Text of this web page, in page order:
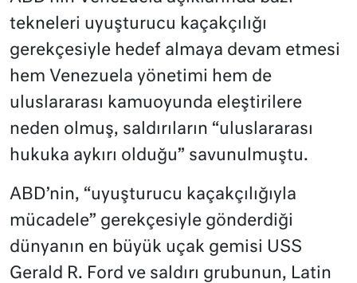
tekneleri uyuşturucu kaçakçılığı
gerekçesiyle hedef almaya devam etmesi
hem Venezuela yönetimi hem de
uluslararası kamuoyunda eleştirilere
neden olmuş, saldırıların “uluslararası
hukuka aykırı olduğu” savunulmuştu.
ABD’nin, “uyuşturucu kaçakçılığıyla
mücadele” gerekçesiyle gönderdiği
dünyanın en büyük uçak gemisi USS
Gerald R. Ford ve saldırı grubunun, Latin